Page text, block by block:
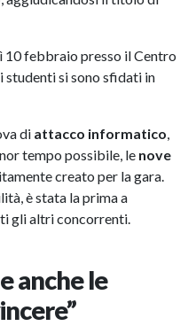
10 febbraio presso il Centro
studenti si sono sfidati in
di attacco informatico,
tempo possibile, le nove
creato per la gara.
è stata la prima a
gli altri concorrenti.
anche le